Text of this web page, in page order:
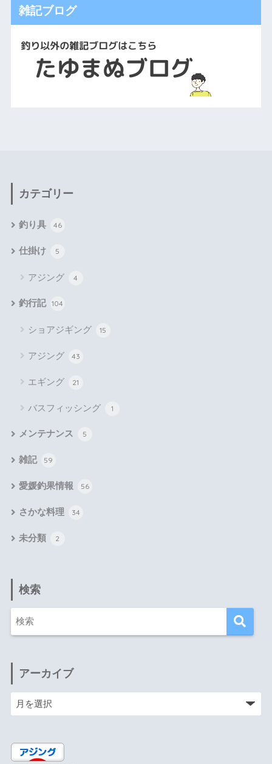
雑記ブログ
カテゴリー
釣り具 46
仕掛け 5
アジング 4
釣行記 104
ショアジギング 15
アジング 43
エギング 21
バスフィッシング 1
メンテナンス 5
雑記 59
愛媛釣果情報 56
さかな料理 34
未分類 2
検索
アーカイブ